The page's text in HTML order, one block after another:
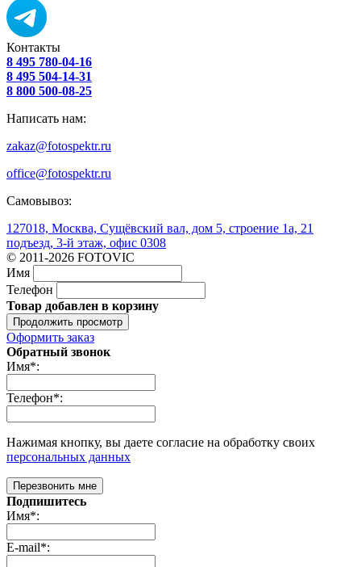
Контакты
8 495 780-04-16
8 495 504-14-31
8 800 500-08-25
Написать нам:
zakaz@fotospektr.ru
office@fotospektr.ru
Самовывоз:
127018, Москва, Сущёвский вал, дом 5, строение 1а, 21
подъезд, 3-й этаж, офис 0308
© 2011-2026 FOTOVIC
Имя
Телефон
Товар добавлен в корзину
Продолжить просмотр
Оформить заказ
Обратный звонок
Имя*:
Телефон*:
Нажимая кнопку, вы даете согласие на обработку своих
персональных данных
Перезвонить мне
Подпишитесь
Имя*:
E-mail*: